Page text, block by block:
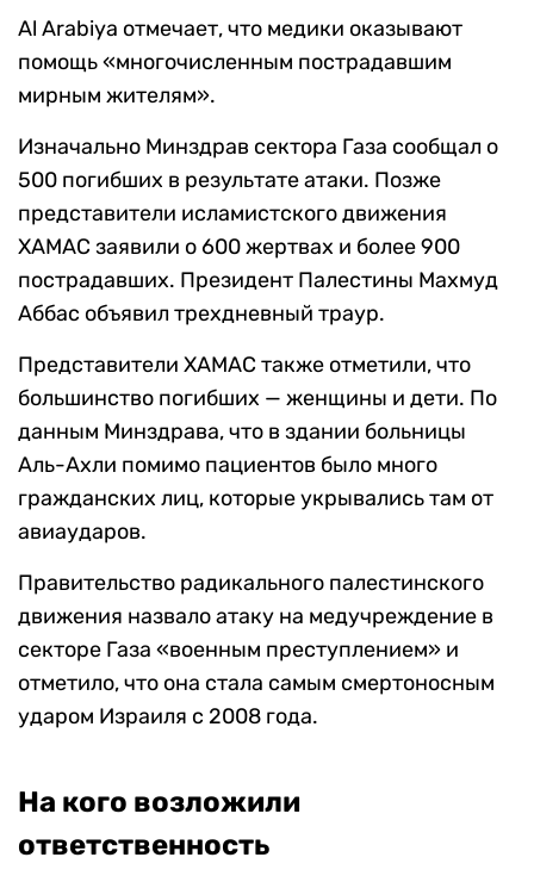
Al Arabiya отмечает, что медики оказывают
помощь «многочисленным пострадавшим
мирным жителям».
Изначально Минздрав сектора Газа сообщал о
500 погибших в результате атаки. Позже
представители исламистского движения
ХАМАС заявили о 600 жертвах и более 900
пострадавших. Президент Палестины Махмуд
Аббас объявил трехдневный траур.
Представители ХАМАС также отметили, что
большинство погибших — женщины и дети. По
данным Минздрава, что в здании больницы
Аль-Ахли помимо пациентов было много
гражданских лиц, которые укрывались там от
авиаударов.
Правительство радикального палестинского
движения назвало атаку на медучреждение в
секторе Газа «военным преступлением» и
отметило, что она стала самым смертоносным
ударом Израиля с 2008 года.
На кого возложили
ответственность